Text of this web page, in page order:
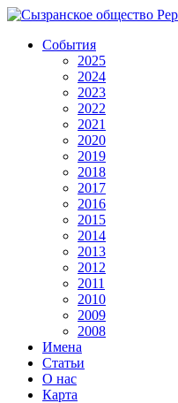
События
2025
2024
2023
2022
2021
2020
2019
2018
2017
2016
2015
2014
2013
2012
2011
2010
2009
2008
Имена
Статьи
О нас
Карта